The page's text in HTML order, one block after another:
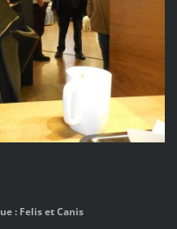
: Felis et Canis